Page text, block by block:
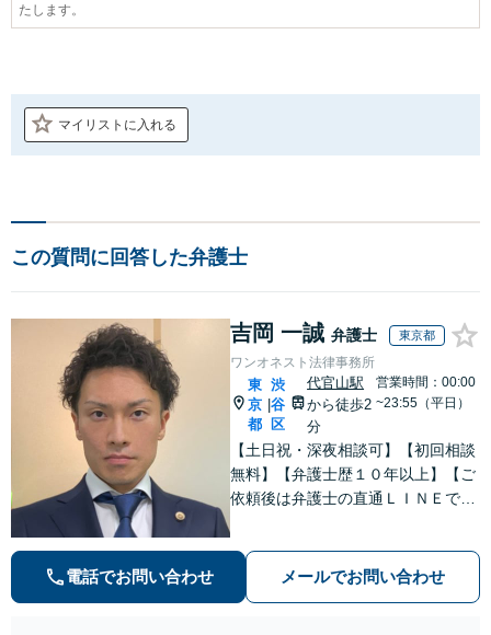
たします。
マイリストに入れる
この質問に回答した弁護士
吉岡 一誠 弁護士 東京都
ワンオネスト法律事務所
東
京
都
渋
谷
区
代官山駅
から徒歩2
分
営業時間：00:00
~23:55（平日）
【土日祝・深夜相談可】【初回相談
無料】【弁護士歴１０年以上】【ご
依頼後は弁護士の直通ＬＩＮＥでい
ル・ナイトワークトラブルに注力】
電話でお問い合わせ メールでお問い合わせ